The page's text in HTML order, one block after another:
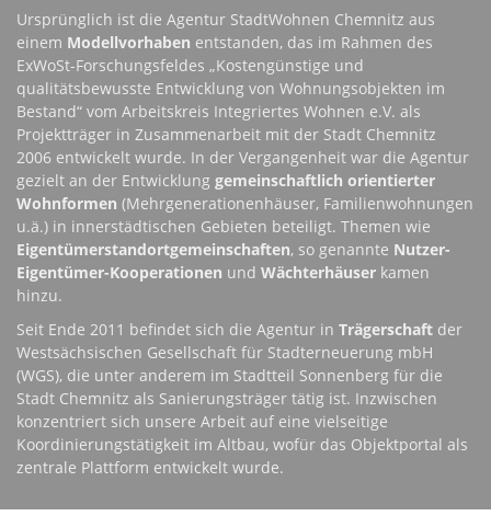
Ursprünglich ist die Agentur StadtWohnen Chemnitz aus
einem Modellvorhaben entstanden, das im Rahmen des
ExWoSt-Forschungsfeldes „Kostengünstige und
qualitätsbewusste Entwicklung von Wohnungsobjekten im
Bestand“ vom Arbeitskreis Integriertes Wohnen e.V. als
Projektträger in Zusammenarbeit mit der Stadt Chemnitz
2006 entwickelt wurde. In der Vergangenheit war die Agentur
gezielt an der Entwicklung gemeinschaftlich orientierter
Wohnformen (Mehrgenerationenhäuser, Familienwohnungen
u.ä.) in innerstädtischen Gebieten beteiligt. Themen wie
Eigentümerstandortgemeinschaften, so genannte Nutzer-
Eigentümer-Kooperationen und Wächterhäuser kamen
hinzu.
Seit Ende 2011 befindet sich die Agentur in Trägerschaft der
Westsächsischen Gesellschaft für Stadterneuerung mbH
(WGS), die unter anderem im Stadtteil Sonnenberg für die
Stadt Chemnitz als Sanierungsträger tätig ist. Inzwischen
konzentriert sich unsere Arbeit auf eine vielseitige
Koordinierungstätigkeit im Altbau, wofür das Objektportal als
zentrale Plattform entwickelt wurde.